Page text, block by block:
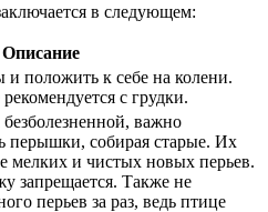
в следующем:
Описание
и положить к себе на колени.
с грудки.
важно
перышки, собирая старые. Их
мелких и чистых новых перьев.
запрещается. Также не
перьев за раз, ведь птице